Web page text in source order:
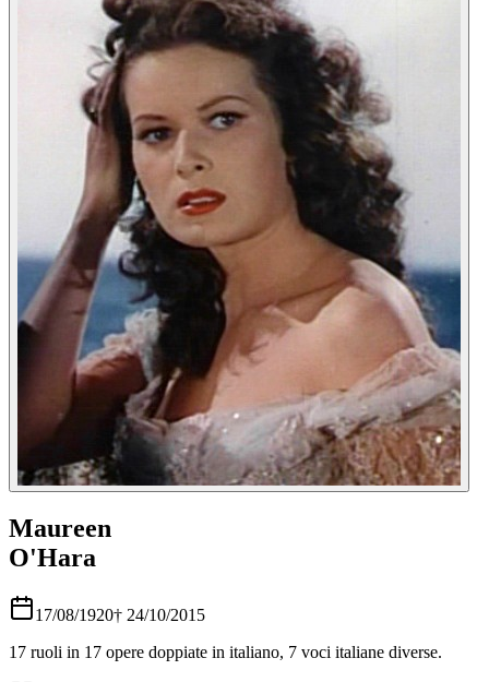
Maureen
O'Hara
17/08/1920† 24/10/2015
17 ruoli in 17 opere doppiate in italiano, 7 voci italiane diverse.